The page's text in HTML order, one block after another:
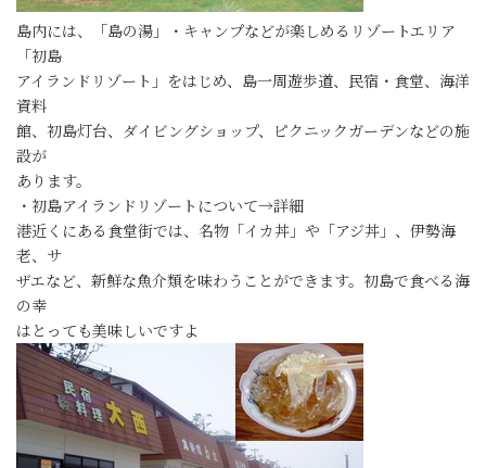
島内には、「島の湯」・キャンプなどが楽しめるリゾートエリア
「初島
アイランドリゾート」をはじめ、島一周遊歩道、民宿・食堂、海洋
資料
館、初島灯台、ダイビングショップ、ピクニックガーデンなどの施
設が
あります。
・初島アイランドリゾートについて→詳細
港近くにある食堂街では、名物「イカ丼」や「アジ丼」、伊勢海
老、サ
ザエなど、新鮮な魚介類を味わうことができます。初島で食べる海
の幸
はとっても美味しいですよ